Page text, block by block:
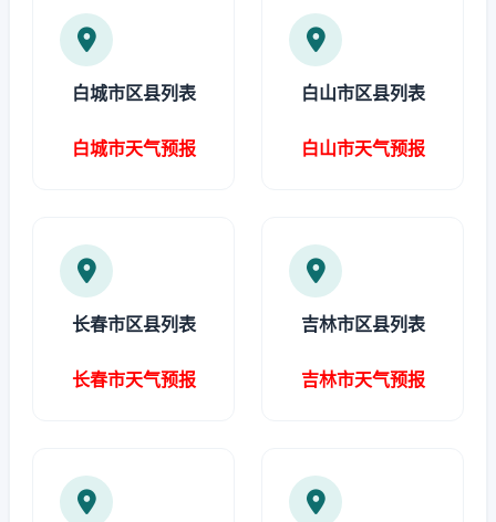
白城市区县列表
白城市天气预报
白山市区县列表
白山市天气预报
长春市区县列表
长春市天气预报
吉林市区县列表
吉林市天气预报